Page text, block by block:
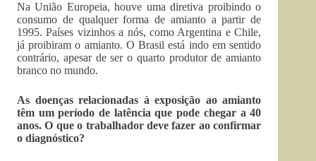
Na União Europeia, houve uma diretiva proibindo o
consumo de qualquer forma de amianto a partir de
1995. Países vizinhos a nós, como Argentina e Chile,
já proibiram o amianto. O Brasil está indo em sentido
contrário, apesar de ser o quarto produtor de amianto
branco no mundo.
As doenças relacionadas à exposição ao amianto
têm um período de latência que pode chegar a 40
anos. O que o trabalhador deve fazer ao confirmar
o diagnóstico?